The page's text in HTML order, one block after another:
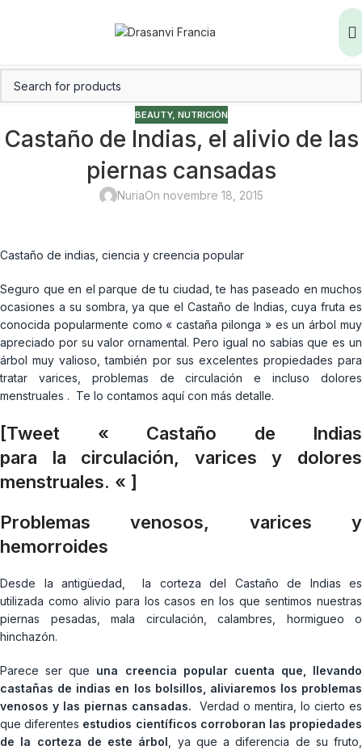
BEAUTY, NUTRICIÓN
Castaño de Indias, el alivio de las
piernas cansadas
NuriaOn novembre 18, 2015
Castaño de indias, ciencia y creencia popular
Seguro que en el parque de tu ciudad, te has paseado en muchos
ocasiones a su sombra, ya que el Castaño de Indias, cuya fruta es
conocida popularmente como « castaña pilonga » es un árbol muy
apreciado por su valor ornamental. Pero igual no sabias que es un
árbol muy valioso, también por sus excelentes propiedades para
tratar varices, problemas de circulación e incluso dolores
menstruales . Te lo contamos aquí con más detalle.
[Tweet « Castaño de Indias
para la circulación, varices y dolores
menstruales. « ]
Problemas venosos, varices y
hemorroides
Desde la antigüedad, la corteza del Castaño de Indias es
utilizada como alivio para los casos en los que sentimos nuestras
piernas pesadas, mala circulación, calambres, hormigueo o
hinchazón.
Parece ser que una creencia popular cuenta que, llevando
castañas de indias en los bolsillos, aliviaremos los problemas
venosos y las piernas cansadas. Verdad o mentira, lo cierto es
que diferentes estudios científicos corroboran las propiedades
de la corteza de este árbol , ya que a diferencia de su fruto,